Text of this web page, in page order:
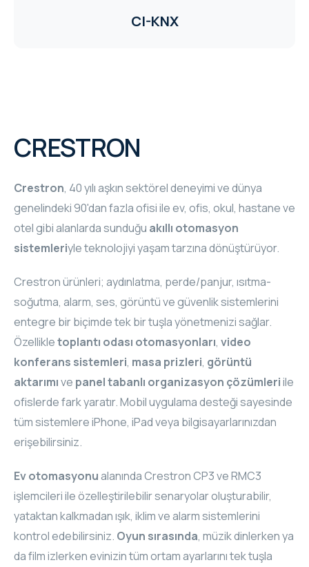
CRESTRON
Crestron, 40 yılı aşkın sektörel deneyimi ve dünya
genelindeki 90'dan fazla ofisi ile ev, ofis, okul, hastane ve
otel gibi alanlarda sunduğu akıllı otomasyon
sistemleriyle teknolojiyi yaşam tarzına dönüştürüyor.
Crestron ürünleri; aydınlatma, perde/panjur, ısıtma-
soğutma, alarm, ses, görüntü ve güvenlik sistemlerini
entegre bir biçimde tek bir tuşla yönetmenizi sağlar.
Özellikletoplantı odası otomasyonları, video
konferans sistemleri, masa prizleri, görüntü
aktarımıve panel tabanlı organizasyon çözümleriile
ofislerde fark yaratır. Mobil uygulama desteği sayesinde
tüm sistemlere iPhone, iPad veya bilgisayarlarınızdan
erişebilirsiniz.
Ev otomasyonualanında Crestron CP3 ve RMC3
işlemcileri ile özelleştirilebilir senaryolar oluşturabilir,
yataktan kalkmadan ışık, iklim ve alarm sistemlerini
kontrol edebilirsiniz. Oyun sırasında, müzik dinlerken ya
da film izlerken evinizin tüm ortam ayarlarını tek tuşla
CI-KNX